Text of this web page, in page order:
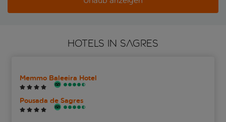
HOTELS IN SAGRES
Memmo Baleeira Hotel
Pousada de Sagres